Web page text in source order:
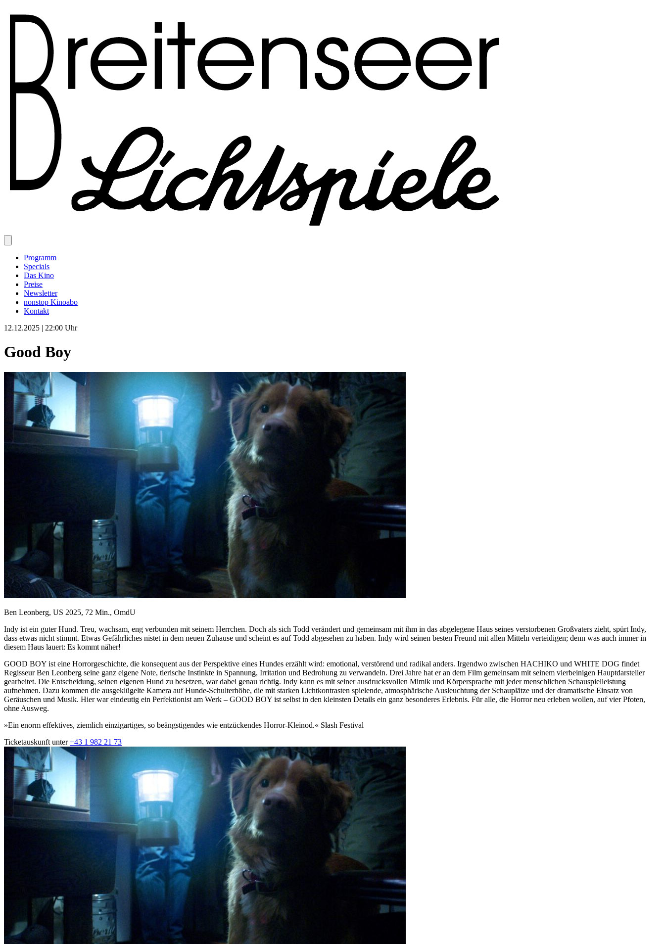
Programm
Specials
Das Kino
Preise
Newsletter
nonstop Kinoabo
Kontakt
12.12.2025 | 22:00 Uhr
Good Boy
Ben Leonberg, US 2025, 72 Min., OmdU
Indy ist ein guter Hund. Treu, wachsam, eng verbunden mit seinem Herrchen. Doch als sich Todd verändert und gemeinsam mit ihm in das abgelegene Haus seines verstorbenen Großvaters zieht, spürt Indy,
dass etwas nicht stimmt. Etwas Gefährliches nistet in dem neuen Zuhause und scheint es auf Todd abgesehen zu haben. Indy wird seinen besten Freund mit allen Mitteln verteidigen; denn was auch immer in
diesem Haus lauert: Es kommt näher!
GOOD BOY ist eine Horrorgeschichte, die konsequent aus der Perspektive eines Hundes erzählt wird: emotional, verstörend und radikal anders. Irgendwo zwischen HACHIKO und WHITE DOG findet
Regisseur Ben Leonberg seine ganz eigene Note, tierische Instinkte in Spannung, Irritation und Bedrohung zu verwandeln. Drei Jahre hat er an dem Film gemeinsam mit seinem vierbeinigen Hauptdarsteller
gearbeitet. Die Entscheidung, seinen eigenen Hund zu besetzen, war dabei genau richtig. Indy kann es mit seiner ausdrucksvollen Mimik und Körpersprache mit jeder menschlichen Schauspielleistung
aufnehmen. Dazu kommen die ausgeklügelte Kamera auf Hunde-Schulterhöhe, die mit starken Lichtkontrasten spielende, atmosphärische Ausleuchtung der Schauplätze und der dramatische Einsatz von
Geräuschen und Musik. Hier war eindeutig ein Perfektionist am Werk – GOOD BOY ist selbst in den kleinsten Details ein ganz besonderes Erlebnis. Für alle, die Horror neu erleben wollen, auf vier Pfoten,
ohne Ausweg.
»Ein enorm effektives, ziemlich einzigartiges, so beängstigendes wie entzückendes Horror-Kleinod.« Slash Festival
Ticketauskunft unter+43 1 982 21 73